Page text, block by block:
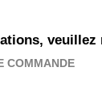
veuillez
COMMANDE